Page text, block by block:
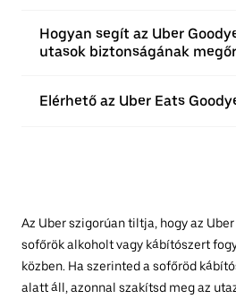
Hogyan segít az Uber
utasok biztonságának
Elérhető az Uber Eats
Az Uber szigorúan tiltja, hogy az
sofőrök alkoholt vagy kábítószert
közben. Ha szerinted a sofőröd
alatt áll, azonnal szakítsd meg az